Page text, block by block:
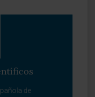
de